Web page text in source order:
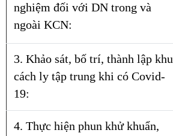
nghiệm đối với DN trong và
ngoài KCN:
3. Khảo sát, bố trí, thành lập khu
cách ly tập trung khi có Covid-
19:
4. Thực hiện phun khử khuẩn,